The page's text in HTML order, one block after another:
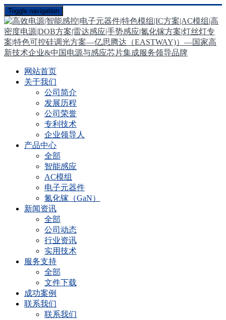
Toggle navigation
网站首页
关于我们
公司简介
发展历程
公司荣誉
专利技术
企业领导人
产品中心
全部
智能感应
AC模组
电子元器件
氮化镓（GaN）
新闻资讯
全部
公司动态
行业资讯
实用技术
服务支持
全部
文件下载
成功案例
联系我们
联系我们